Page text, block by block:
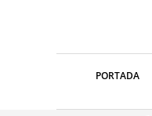
PORTADA